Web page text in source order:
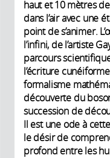
haut et 10 mètres
dans l’air avec une
point de s’animer.
l’infini, de l’artiste
parcours
l’écriture
formalisme
découverte du
succession de
Il est une ode à
le désir de
profond entre les